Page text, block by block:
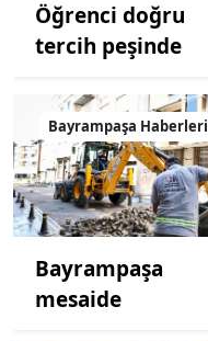
Öğrenci doğru
tercih peşinde
Bayrampaşa Haberleri
Bayrampaşa
mesaide